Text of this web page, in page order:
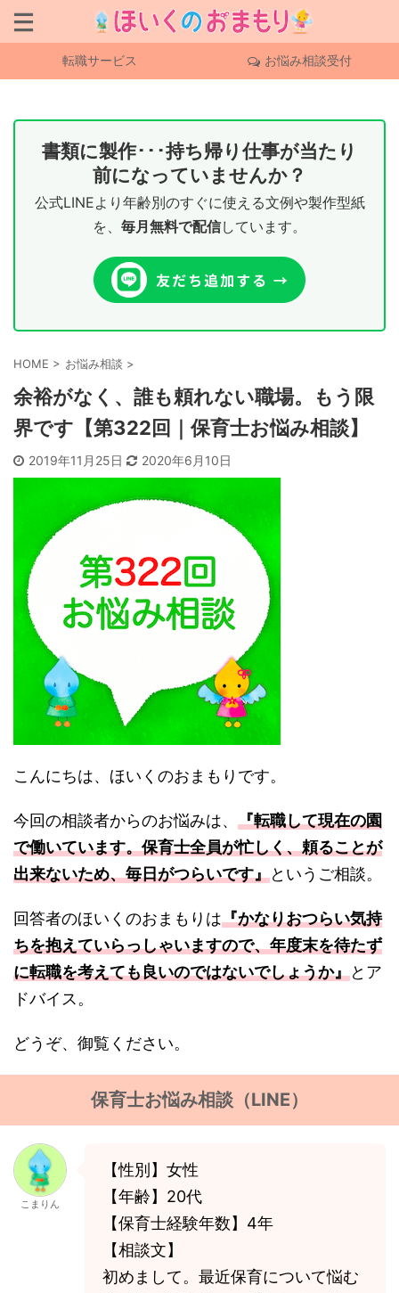
転職サービス お悩み相談受付
書類に製作･･･持ち帰り仕事が当たり
前になっていませんか？
公式LINEより年齢別のすぐに使える文例や製作型紙
を、 毎月無料で配信しています。
HOME > お悩み相談 >
余裕がなく、誰も頼れない職場。もう限
界です【第322回｜保育士お悩み相談】
2019年11月25日 2020年6月10日
こんにちは、ほいくのおまもりです。
今回の相談者からのお悩みは、 『転職して現在の園
で働いています。保育士全員が忙しく、頼ることが
出来ないため、毎日がつらいです』というご相談。
回答者のほいくのおまもりは『かなりおつらい気持
ちを抱えていらっしゃいますので、年度末を待たず
に転職を考えても良いのではないでしょうか』とア
ドバイス。
どうぞ、御覧ください。
保育士お悩み相談（LINE）
こまりん
【性別】女性
【年齢】20代
【保育士経験年数】4年
【相談文】
初めまして。最近保育について悩む